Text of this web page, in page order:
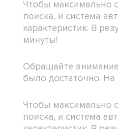
Чтобы максимально
поиска, и система
характеристик. В
минуты!
Обращайте
было достаточно. На
Чтобы максимально
поиска, и система